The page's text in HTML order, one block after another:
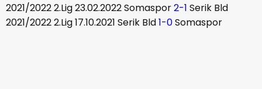
2021/2022 2.Lig 23.02.2022 Somaspor2-1 Serik Bld
2021/2022 2.Lig 17.10.2021 Serik Bld1-0Somaspor